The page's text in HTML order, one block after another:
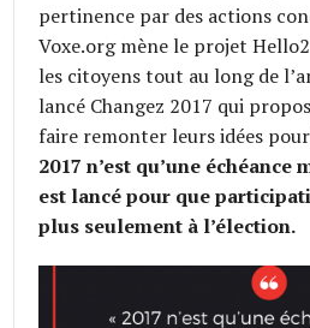
pertinence par des actions
‪Voxe.org mène le projet
les citoyens tout au long de
lancé Changez 2017 qui
faire remonter leurs idées
2017 n’est qu’une
est lancé pour que
plus seulement à l’élection.